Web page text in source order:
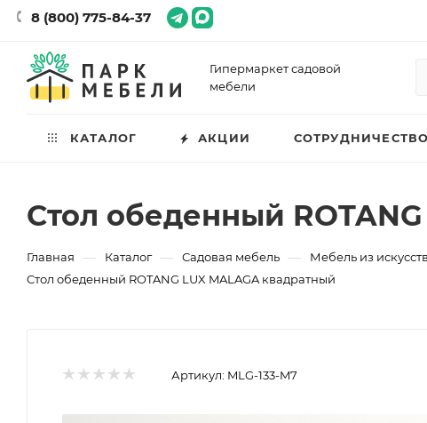
8 (800) 775-84-37
Гипермаркет садовой
мебели
КАТАЛОГ АКЦИИ СОТРУДНИЧЕСТВО
Cтол обеденный
Главная — Каталог — Садовая мебель — Мебель из
Cтол обеденный ROTANG LUX MALAGA квадратный
Артикул: MLG-133-M7